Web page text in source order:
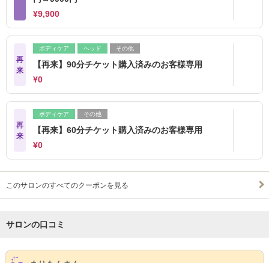
¥9,900
再
来
ボディケア ヘッド その他
【再来】90分チケット購入済みのお客様専用
¥0
再
来
ボディケア その他
【再来】60分チケット購入済みのお客様専用
¥0
このサロンのすべてのクーポンを見る
サロンの口コミ
サロンPick Up